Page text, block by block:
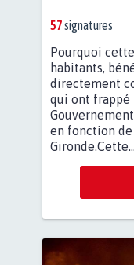
57signatures
Pourquoi
habitants,
directement
qui ont frappé
en fonction
Gironde.Cette...